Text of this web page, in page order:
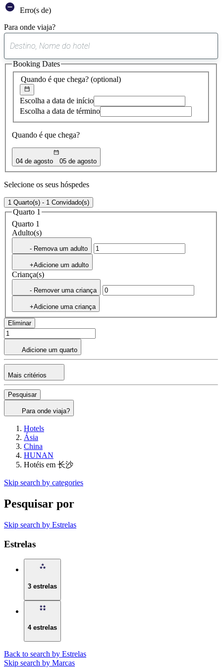
Erro(s de)
Para onde viaja?
sugestão
encontrada
Quando é que chega? (optional)
Escolha a data de início
Escolha a data de término
Quando é que chega?
04 de agosto 05 de agosto
Booking Dates
Selecione os seus hóspedes
1 Quarto(s) - 1 Convidado(s)
Quarto 1
Quarto 1
Adulto(s)
- Remova um adulto
+Adicione um adulto
Criança(s)
- Remover uma criança
+Adicione uma criança
Eliminar
Adicione um quarto
Mais critérios
Pesquisar
Para onde viaja?
Hotels
Ásia
China
HUNAN
Hotéis em 长沙
Skip search by categories
Pesquisar por
Skip search by Estrelas
Estrelas
3 estrelas
4 estrelas
Back to search by Estrelas
Skip search by Marcas